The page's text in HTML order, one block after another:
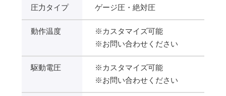
圧力タイプ ゲージ圧・絶対圧
動作温度
※カスタマイズ可能
※お問い合わせください
駆動電圧
※カスタマイズ可能
※お問い合わせください